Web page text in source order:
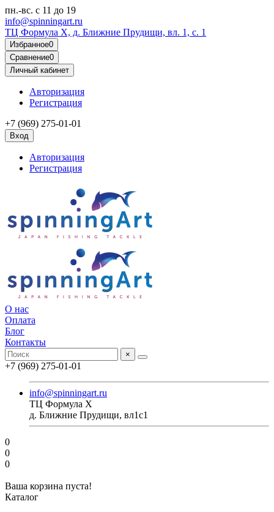
пн.-вс. с 11 до 19
info@spinningart.ru
ТЦ Формула X, д. Ближние Прудищи, вл. 1, с. 1
Избранное0
Сравнение0
Личный кабинет
Авторизация
Регистрация
+7 (969) 275-01-01
Вход
Авторизация
Регистрация
О нас
Оплата
Блог
Контакты
×
+7 (969) 275-01-01
info@spinningart.ru
ТЦ Формула X
д. Ближние Прудищи, вл1с1
0
0
0
Ваша корзина пуста!
Каталог